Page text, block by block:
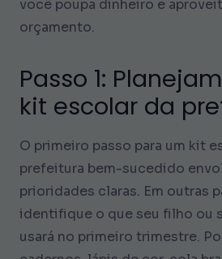
você poupa dinheiro e
orçamento.
Passo 1:
kit escolar da
O primeiro passo para um kit
prefeitura bem-sucedido
prioridades claras. Em outras
identifique o que seu filho ou
usará no primeiro trimestre.